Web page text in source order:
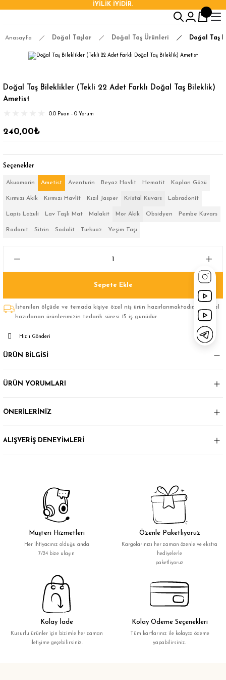
İYİLİK İYİDİR.
Anasayfa Doğal Taşlar Doğal Taş Ürünleri Doğal Taş
Doğal Taş Bileklikler (Tekli 22 Adet Farklı Doğal Taş Bileklik)
Ametist
0.0 Puan - 0 Yorum
240,00₺
Seçenekler
Akuamarin Ametist Aventurin Beyaz Havlit Hematit Kaplan Gözü
Kırmızı Akik Kırmızı Havlit Kızıl Jasper Kristal Kuvars Labradonit
Lapis Lazuli Lav Taşlı Mat Malakit Mor Akik Obsidyen Pembe Kuvars
Rodonit Sitrin Sodalit Turkuaz Yeşim Taşı
Sepete Ekle
İstenilen ölçüde ve temada kişiye özel niş ürün hazırlanmaktadır.Size özel
hazırlanan ürünlerimizin tedarik süresi 15 iş günüdür.
Hızlı Gönderi
ÜRÜN BİLGİSİ
ÜRÜN YORUMLARI
ÖNERİLERİNİZ
ALIŞVERİŞ DENEYİMLERİ
Müşteri Hizmetleri
Her ihtiyacınız olduğu anda
7/24 bize ulaşın
Özenle Paketliyoruz
Kargolarınızı her zaman özenle ve ekstra
hediyelerle
paketliyoruz
Kolay İade
Kusurlu ürünler için bizimle her zaman
iletişime geçebilirsiniz.
Kolay Ödeme Seçenekleri
Tüm kartlarınız ile kolayca ödeme
yapabilirsiniz.